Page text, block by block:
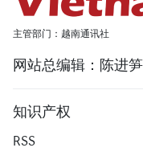
主管部门：越南通讯社
网站总编辑：陈进笋
知识产权
RSS